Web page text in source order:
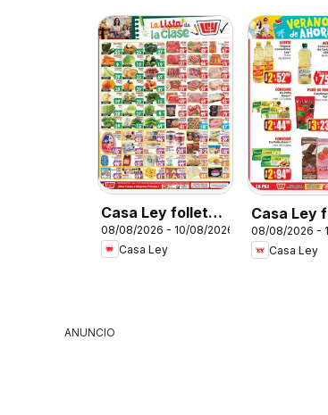
Casa Ley folleto
Autoservicio
08/08/2026 - 10/08/2026
Casa Ley
Casa Ley
Verano de
ahorros
08/08/2026 -
Casa Ley
ANUNCIO